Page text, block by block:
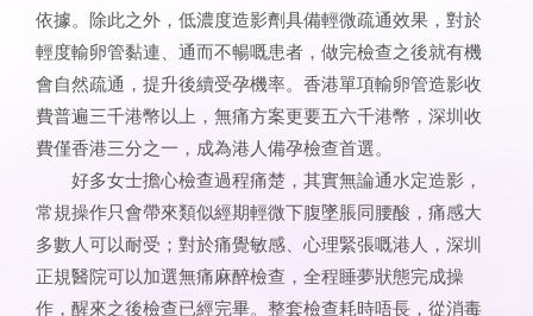
依據。除此之外，低濃度造影劑具備輕微疏通效果，對於
輕度輸卵管黏連、通而不暢嘅患者，做完檢查之後就有機
會自然疏通，提升後續受孕機率。香港單項輸卵管造影收
費普遍三千港幣以上，無痛方案更要五六千港幣，深圳收
費僅香港三分之一，成為港人備孕檢查首選。
好多女士擔心檢查過程痛楚，其實無論通水定造影，
常規操作只會帶來類似經期輕微下腹墜脹同腰酸，痛感大
多數人可以耐受；對於痛覺敏感、心理緊張嘅港人，深圳
正規醫院可以加選無痛麻醉檢查，全程睡夢狀態完成操
作，醒來之後檢查已經完畢。整套檢查耗時唔長，從消毒